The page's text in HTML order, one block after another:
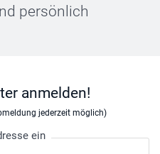
persönlich
anmelden!
jederzeit möglich)
ein